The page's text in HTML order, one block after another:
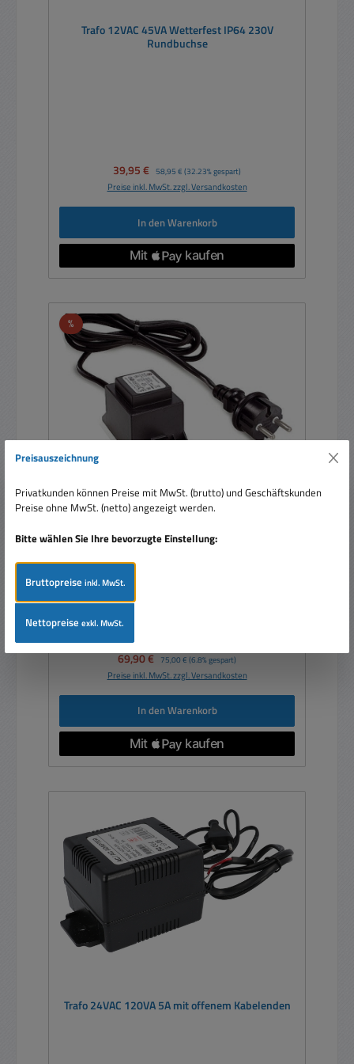
Trafo 12VAC 45VA Wetterfest IP64 230V
Rundbuchse
Verkaufspreis:
39,95 € Regulärer Preis:
58,95 € (32.23% gespart)
Preise inkl. MwSt. zzgl. Versandkosten
In den Warenkorb
%Rabatt
Trafo 12VAC 60VA wetterfest 230Vac auf 12Vac
mit 1x Buchse
Verkaufspreis:
69,90 € Regulärer Preis:
75,00 € (6.8% gespart)
Preise inkl. MwSt. zzgl. Versandkosten
In den Warenkorb
Trafo 24VAC 120VA 5A mit offenem Kabelenden
Preisauszeichnung
Privatkunden können Preise mit MwSt. (brutto) und Geschäftskunden
Preise ohne MwSt. (netto) angezeigt werden.
Bitte wählen Sie Ihre bevorzugte Einstellung:
Bruttopreiseinkl. MwSt.
Nettopreiseexkl. MwSt.